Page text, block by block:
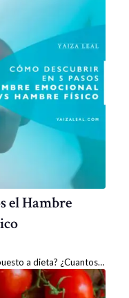
el Hambre
a dieta? ¿Cuantos…